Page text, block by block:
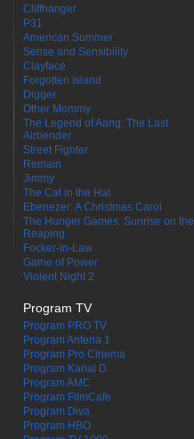
Cliffhanger
P31
American Summer
Sense and Sensibility
Clayface
Forgotten Island
Digger
Other Mommy
The Legend of Aang: The Last
Airbender
Street Fighter
Remain
Jimmy
The Cat in the Hat
Ebenezer: A Christmas Carol
The Hunger Games: Sunrise on the
Reaping
Focker-in-Law
Game of Power
Violent Night 2
Program TV
Program PRO TV
Program Antena 1
Program Pro Cinema
Program Kanal D
Program AMC
Program FilmCafe
Program Diva
Program HBO